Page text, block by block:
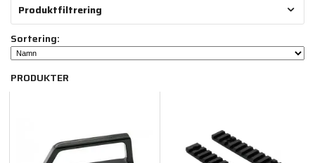
Produktfiltrering
Sortering:
PRODUKTER